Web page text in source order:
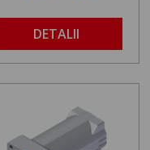
DETALII